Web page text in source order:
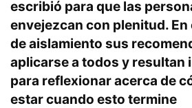
escribió para que las
envejezcan con plenitud.
de aislamiento sus
aplicarse a todos y resultan
para reflexionar acerca de
estar cuando esto termine